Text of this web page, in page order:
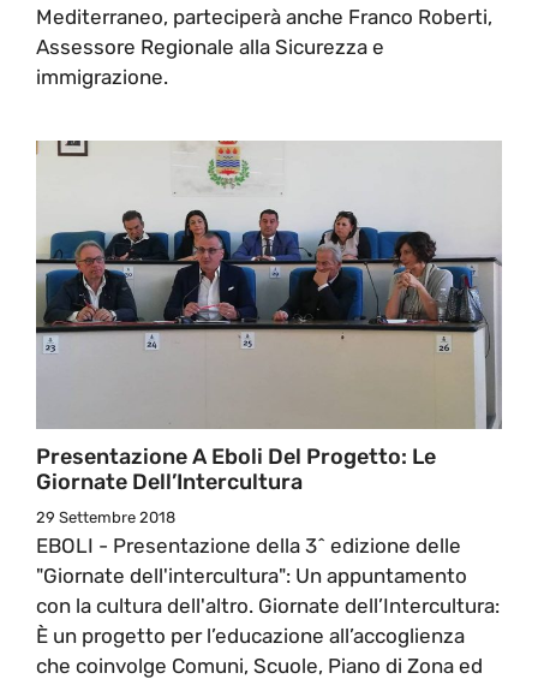
Mediterraneo, parteciperà anche Franco Roberti,
Assessore Regionale alla Sicurezza e
immigrazione.
Presentazione A Eboli Del Progetto: Le
Giornate Dell’Intercultura
29 Settembre 2018
EBOLI - Presentazione della 3^ edizione delle
"Giornate dell'intercultura": Un appuntamento
con la cultura dell'altro. Giornate dell’Intercultura:
È un progetto per l’educazione all’accoglienza
che coinvolge Comuni, Scuole, Piano di Zona ed